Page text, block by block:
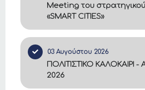
Meeting του
«SMART CITIES»
03 Αυγούστου 2026
ΠΟΛΙΤΙΣΤΙΚΟ ΚΑΛΟΚΑΙΡΙ
2026